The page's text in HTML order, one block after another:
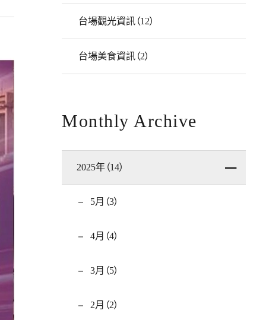
台場觀光資訊（12）
台場美食資訊（2）
Monthly Archive
2025年（14）
5月（3）
4月（4）
3月（5）
2月（2）